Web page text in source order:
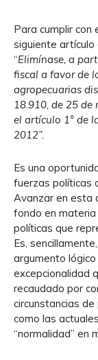
Para cumplir con
siguiente artículo
“Elimínase, a
fiscal a favor de
agropecuarias
18.910, de 25 de
el artículo 1° de
2012”.
Es una
fuerzas políticas
Avanzar en esta
fondo en materia
políticas que
Es,
argumento
excepcionalidad
recaudado por
circunstancias
como las
“normalidad” en